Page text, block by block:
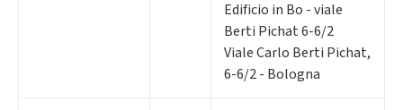
Edificio in Bo - viale
Berti Pichat 6-6/2
Viale Carlo Berti Pichat,
6-6/2 - Bologna